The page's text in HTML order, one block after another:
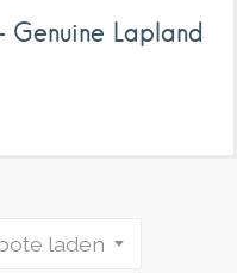
Genuine Lapland
laden